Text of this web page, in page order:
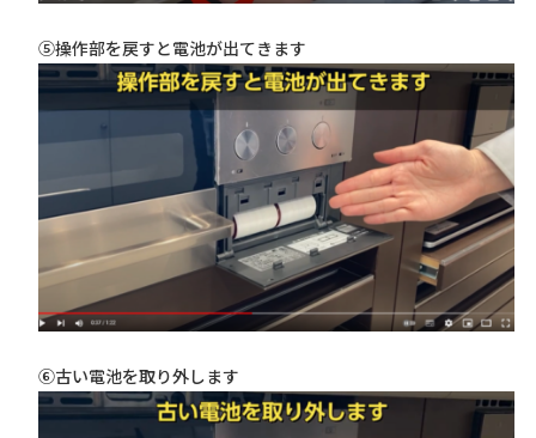
⑤操作部を戻すと電池が出てきます
⑥古い電池を取り外します